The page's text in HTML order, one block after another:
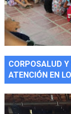
CORPOSALUD
ATENCIÓN EN